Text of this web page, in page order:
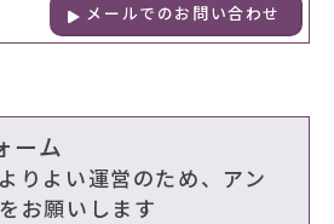
メールでのお問い合わせ
ーム
りよい運営のため、アン
お願いします